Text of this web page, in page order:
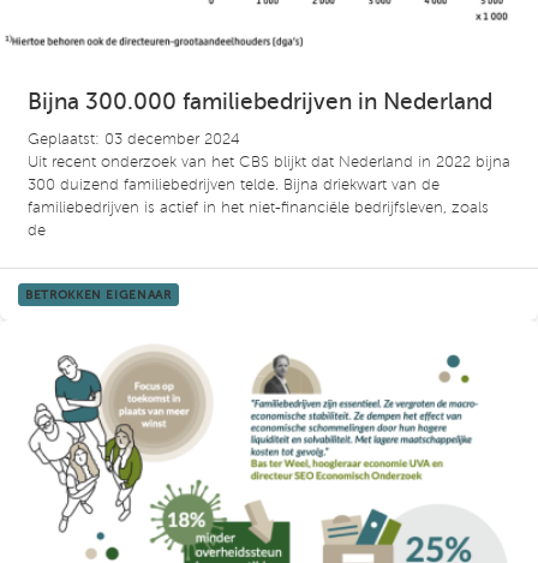
Bijna 300.000 familiebedrijven in Nederland
Geplaatst: 03 december 2024
Uit recent onderzoek van het CBS blijkt dat Nederland in 2022 bijna
300 duizend familiebedrijven telde. Bijna driekwart van de
familiebedrijven is actief in het niet-financiële bedrijfsleven, zoals
de
BETROKKEN EIGENAAR